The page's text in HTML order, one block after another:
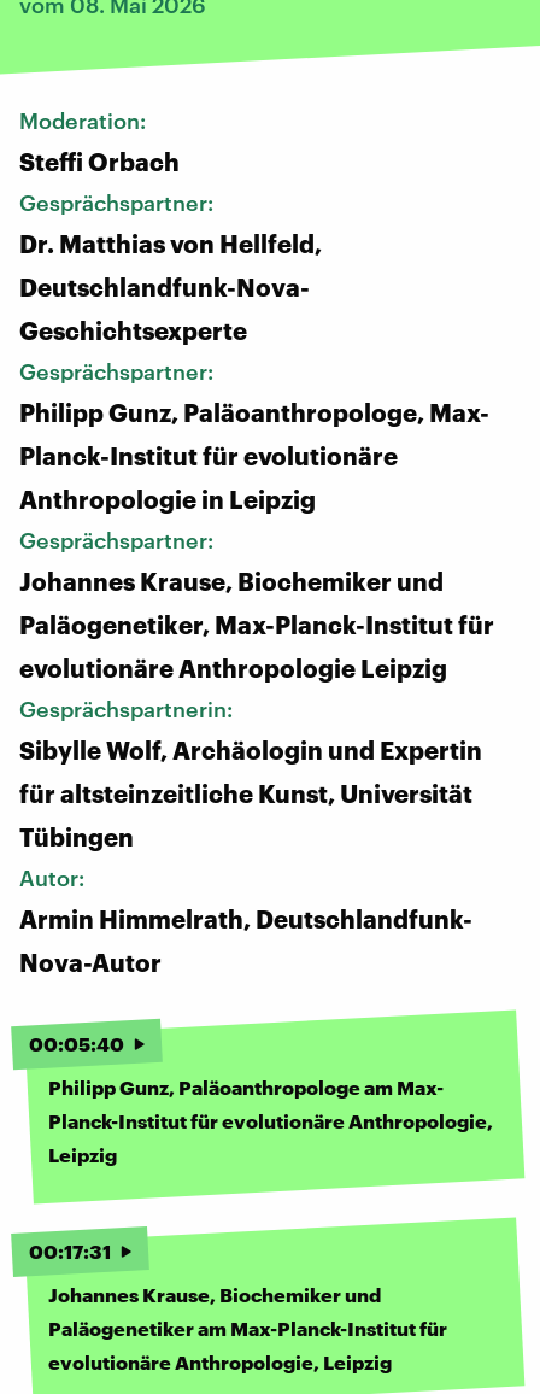
vom 08. Mai 2026
Moderation:
Steffi Orbach
Gesprächspartner:
Dr. Matthias von Hellfeld,
Deutschlandfunk-Nova-
Geschichtsexperte
Gesprächspartner:
Philipp Gunz, Paläoanthropologe, Max-
Planck-Institut für evolutionäre
Anthropologie in Leipzig
Gesprächspartner:
Johannes Krause, Biochemiker und
Paläogenetiker, Max-Planck-Institut für
evolutionäre Anthropologie Leipzig
Gesprächspartnerin:
Sibylle Wolf, Archäologin und Expertin
für altsteinzeitliche Kunst, Universität
Tübingen
Autor:
Armin Himmelrath, Deutschlandfunk-
Nova-Autor
00:05:40
Philipp Gunz, Paläoanthropologe am Max-
Planck-Institut für evolutionäre Anthropologie,
Leipzig
00:17:31
Johannes Krause, Biochemiker und
Paläogenetiker am Max-Planck-Institut für
evolutionäre Anthropologie, Leipzig